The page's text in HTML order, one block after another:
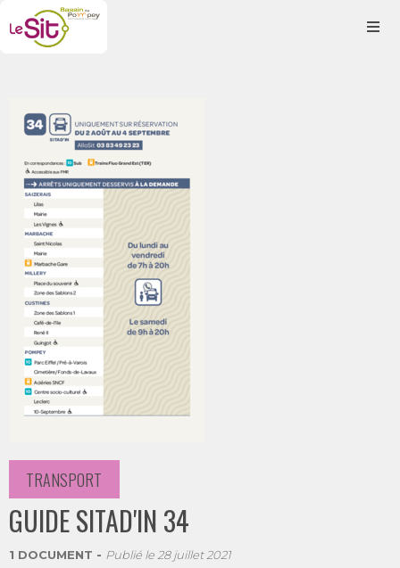
TRANSPORT
GUIDE SITAD'IN 34
1 DOCUMENT Publié le 28 juillet 2021